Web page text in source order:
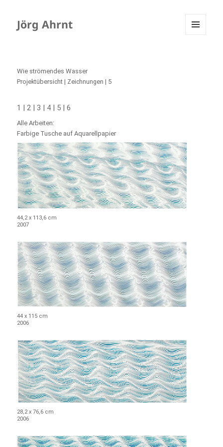
Jörg Ahrnt
Wie strömendes Wasser
Projektübersicht | Zeichnungen | 5
1 |2 3 4 5 |6
Alle Arbeiten:
Farbige Tusche auf Aquarellpapier
44,2 x 113,6 cm
2007
44 x 115 cm
2006
28,2 x 76,6 cm
2006